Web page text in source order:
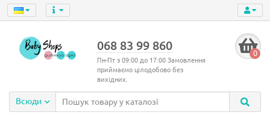
068 83 99 860
Пн-Пт з 09:00 до 17:00 Замовлення
приймаємо цілодобово без
вихідних.
0
Всюди